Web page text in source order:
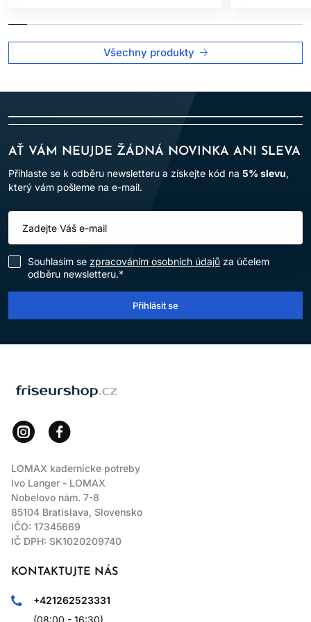
Po aplikaci vlasy důkladně opláchněte.
Dodržování uvedených pokynů pomáhá minimalizovat riziko
Všechny produkty
AŤ VÁM NEUJDE ŽÁDNÁ NOVINKA ANI SLEVA
Přihlaste se k odběru newsletteru a získejte kód na 5% slevu,
který vám pošleme na e-mail.
Souhlasím se zpracováním osobních údajů za účelem
odběru newsletteru.*
Přihlásit se
LOMAX kadernícke potreby
Ivo Langer - LOMAX
Nobelovo nám. 7-8
85104 Bratislava, Slovensko
IČO: 17345669
IČ DPH: SK1020209740
KONTAKTUJTE NÁS
+421262523331